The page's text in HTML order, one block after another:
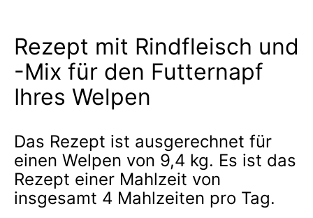
Rezept mit Rindfleisch und
-Mix für den Futternapf
Ihres Welpen
Das Rezept ist ausgerechnet für
einen Welpen von 9,4 kg. Es ist das
Rezept einer Mahlzeit von
insgesamt 4 Mahlzeiten pro Tag.